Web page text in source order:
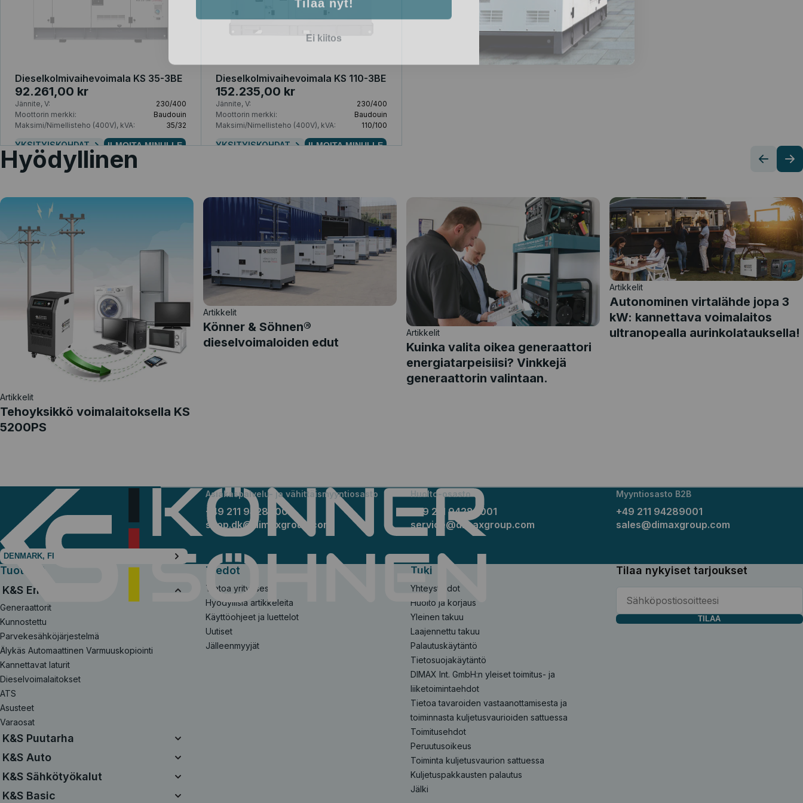
Dieselkolmivaihevoimala KS 35-3BE
92.261,00 kr
Jännite, V:
230/400
Moottorin merkki:
Baudouin
Maksimi/Nimellisteho (400V), kVA:
35/32
YKSITYISKOHDAT ILMOITA MINULLE
Dieselkolmivaihevoimala KS 110-3BE
152.235,00 kr
Jännite, V:
230/400
Moottorin merkki:
Baudouin
Maksimi/Nimellisteho (400V), kVA:
110/100
YKSITYISKOHDAT ILMOITA MINULLE
Hyödyllinen
Artikkelit
Tehoyksikkö voimalaitoksella KS
5200PS
Artikkelit
Könner & Söhnen®
dieselvoimaloiden edut
Artikkelit
Kuinka valita oikea generaattori
energiatarpeisiisi? Vinkkejä
generaattorin valintaan.
Artikkelit
Autonominen virtalähde jopa 3
kW: kannettava voimalaitos
ultranopealla aurinkolatauksella!
Asiakaspalvelu- ja vähittäismyyntiosasto
+49 211 94289001
shop.dk@dimaxgroup.com
Huolto-osasto
+49 211 94289001
service@dimaxgroup.com
Myyntiosasto B2B
+49 211 94289001
sales@dimaxgroup.com
DENMARK, FI
Tuotteet
K&S Energy
Generaattorit
Kunnostettu
Parvekesähköjärjestelmä
Älykäs Automaattinen Varmuuskopiointi
Kannettavat laturit
Dieselvoimalaitokset
ATS
Asusteet
Varaosat
K&S Puutarha
Yhtenäinen akkujärjestelmä
20V akkuvoimaiset sarjat
Moottorisahat
K&S Auto
Ilmakompressorit
Käynnistyskaapelit
K&S Sähkötyökalut
Sähkötyökalut
K&S Basic
Tiedot
Tietoa yrityksestä
Hyödyllisiä artikkeleita
Käyttöohjeet ja luettelot
Uutiset
Jälleenmyyjät
Tuki
Yhteystiedot
Huolto ja korjaus
Yleinen takuu
Laajennettu takuu
Palautuskäytäntö
Tietosuojakäytäntö
DIMAX Int. GmbH:n yleiset toimitus- ja
liiketoimintaehdot
Tietoa tavaroiden vastaanottamisesta ja
toiminnasta kuljetusvaurioiden sattuessa
Toimitusehdot
Peruutusoikeus
Toiminta kuljetusvaurion sattuessa
Kuljetuspakkausten palautus
Jälki
Tilaa nykyiset tarjoukset
TILAA